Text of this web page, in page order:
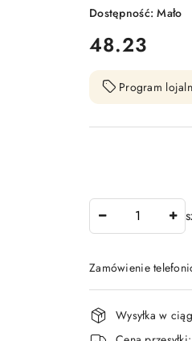
Dostępność:Mało
cena:
48.23
Program
Zamówienie
Dostępność
i
Wysyłka w